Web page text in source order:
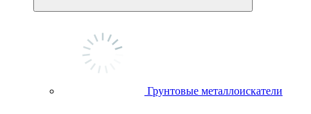
Грунтовые металлоискатели